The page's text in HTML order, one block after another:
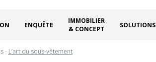
ENQUÊTE
IMMOBILIER
& CONCEPT
SOLUTIONS
- L’art du sous-vêtement